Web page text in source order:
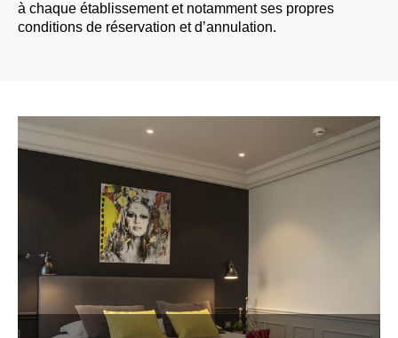
à chaque établissement et notamment ses propres
conditions de réservation et d’annulation.